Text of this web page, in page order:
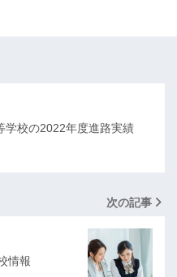
学校の2022年度進路実績
次の記事
情報